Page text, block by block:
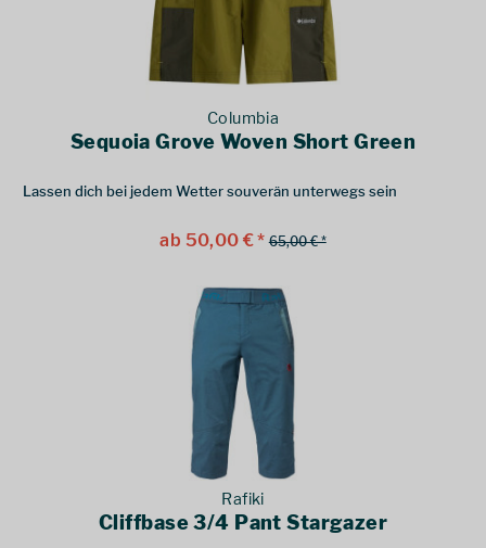
Columbia
Sequoia Grove Woven Short Green
Lassen dich bei jedem Wetter souverän unterwegs sein
ab 50,00 € * 65,00 € *
Rafiki
Cliffbase 3/4 Pant Stargazer